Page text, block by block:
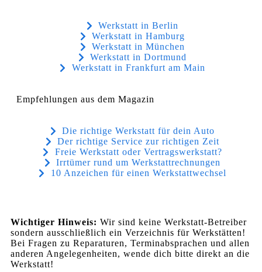
Werkstatt in Berlin
Werkstatt in Hamburg
Werkstatt in München
Werkstatt in Dortmund
Werkstatt in Frankfurt am Main
Empfehlungen aus dem Magazin
Die richtige Werkstatt für dein Auto
Der richtige Service zur richtigen Zeit
Freie Werkstatt oder Vertragswerkstatt?
Irrtümer rund um Werkstattrechnungen
10 Anzeichen für einen Werkstattwechsel
Wichtiger Hinweis: Wir sind keine Werkstatt-Betreiber
sondern ausschließlich ein Verzeichnis für Werkstätten!
Bei Fragen zu Reparaturen, Terminabsprachen und allen
anderen Angelegenheiten, wende dich bitte direkt an die
Werkstatt!